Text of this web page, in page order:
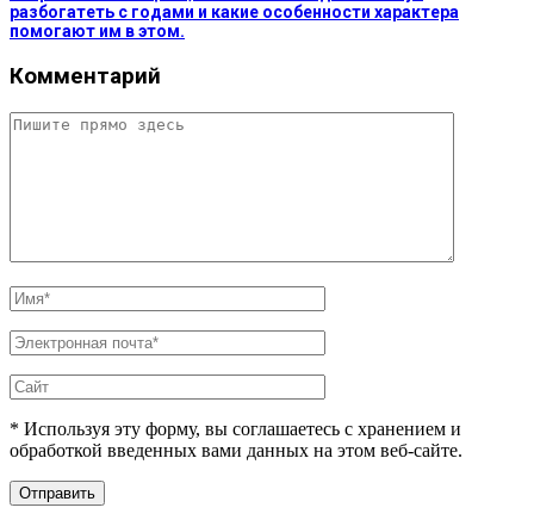
разбогатеть с годами и какие особенности характера
помогают им в этом.
Комментарий
* Используя эту форму, вы соглашаетесь с хранением и
обработкой введенных вами данных на этом веб-сайте.